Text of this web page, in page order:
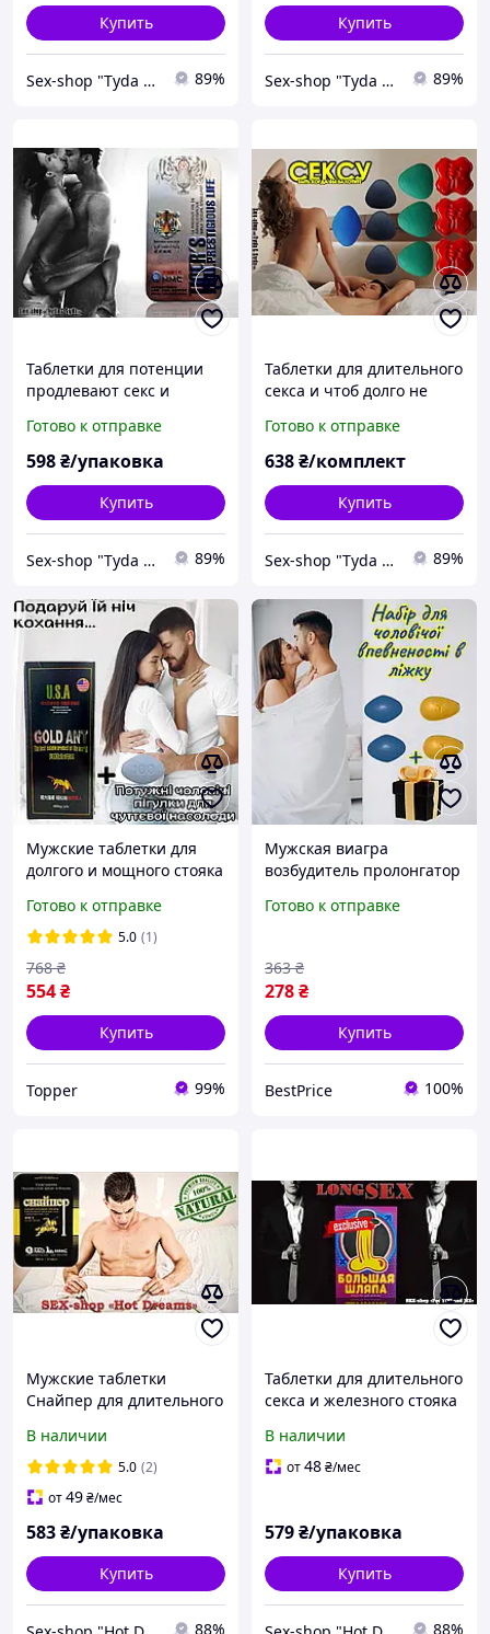
Купить
Sex-shop "Tyda & Syda" 89%
Купить
Sex-shop "Tyda & Syda" 89%
Таблетки для потенции
продлевают секс и
гарантирован с Тигром
Готово к отправке
598₴/упаковка
Купить
Sex-shop "Tyda & Syda" 89%
Таблетки для длительного
секса и чтоб долго не
вялым хороший стояк
гарантирован и надолго
Готово к отправке
638₴/комплект
Купить
Sex-shop "Tyda & Syda" 89%
Мужские таблетки для
долгого и мощного стояка
Готово к отправке
5.0 (1)
554₴
768 ₴
Купить
Topper 99%
Мужская виагра
возбудитель пролонгатор
стояка Принц
Готово к отправке
278₴
363 ₴
Купить
BestPrice 100%
Мужские таблетки
Снaйпер для длительного
Совместимы с алкоголем!
В наличии
5.0 (2)
от49₴/мес
583₴/упаковка
Купить
88%
Таблетки для длительного
секса и железного стояка
на многие часы без
чувства усталости
В наличии
от48₴/мес
579₴/упаковка
Купить
88%